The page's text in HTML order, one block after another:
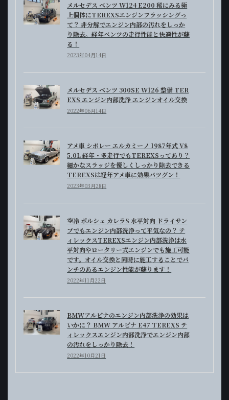
メルセデス ベンツ W124 E200 稀にみる極
上個体にTEREXSエンジンフラッシングっ
て？ 非分解でエンジン内部の汚れをしっか
り除去。経年ベンツの走行性能と快適性が蘇
る！
2023年04月14日
メルセデス ベンツ 300SE W126 整備 TER
EXS エンジン内部洗浄 エンジンオイル交換
2022年06月14日
アメ車 シボレー エルカミーノ 1987年式 V8
5.0L 経年・多走行でもTEREXSってあり？
細かなスラッジを優しくしっかり除去できる
TEREXSは経年アメ車に効果バツグン！
2023年03月28日
空冷 ポルシェ カレラS 水平対向 ドライサン
プでもエンジン内部洗浄って平気なの？ テ
ィレックスTEREXSエンジン内部洗浄は水
平対向やロータリー式エンジンでも施工可能
です。オイル交換と同時に施工することでパ
ンチのあるエンジン性能が蘇ります！
2022年11月22日
BMWアルピナのエンジン内部洗浄の効果は
いかに？ BMW アルピナ E47 TEREXS テ
ィレックスエンジン内部洗浄でエンジン内部
の汚れをしっかり除去！
2022年10月21日